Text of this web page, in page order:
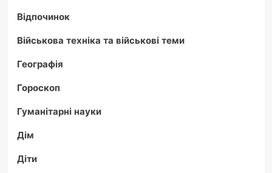
Відпочинок
Військова техніка та військові теми
Географія
Гороскоп
Гуманітарні науки
Дім
Діти